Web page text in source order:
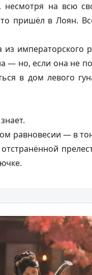
на всю
пришёл в Лоян.
из императорского
— но, если она не
в дом левого
равновесии — в